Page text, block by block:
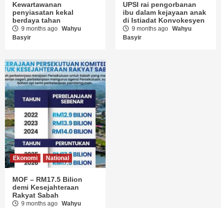
Kewartawanan
penyiasatan kekal
berdaya tahan
9 months ago Wahyu
Basyir
UPSI rai pengorbanan
ibu dalam kejayaan anak
di Istiadat Konvokesyen
9 months ago Wahyu
Basyir
Ekonomi National
MOF – RM17.5 Bilion
demi Kesejahteraan
Rakyat Sabah
9 months ago Wahyu